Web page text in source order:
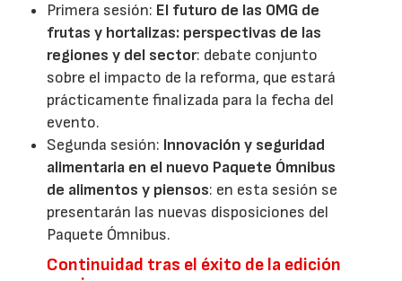
Primera sesión: El futuro de las OMG de
frutas y hortalizas: perspectivas de las
regiones y del sector: debate conjunto
sobre el impacto de la reforma, que estará
prácticamente finalizada para la fecha del
evento.
Segunda sesión: Innovación y seguridad
alimentaria en el nuevo Paquete Ómnibus
de alimentos y piensos: en esta sesión se
presentarán las nuevas disposiciones del
Paquete Ómnibus.
Continuidad tras el éxito de la edición